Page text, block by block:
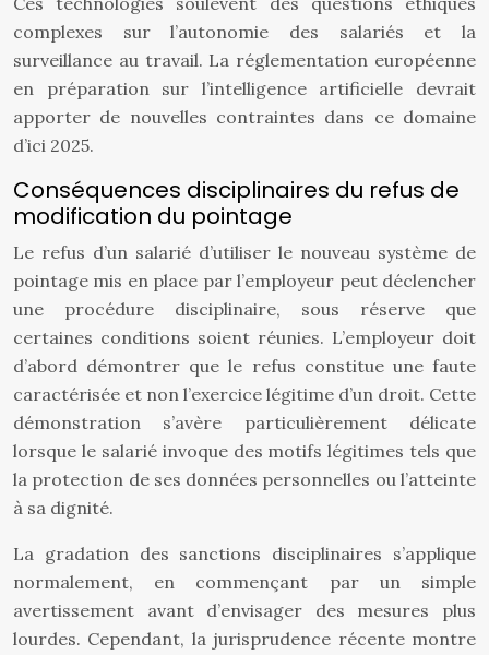
complexes sur l’autonomie des salariés et la
surveillance au travail. La réglementation européenne
en préparation sur l’intelligence artificielle devrait
apporter de nouvelles contraintes dans ce domaine
d’ici 2025.
Conséquences disciplinaires du refus de
modification du pointage
Le refus d’un salarié d’utiliser le nouveau système de
pointage mis en place par l’employeur peut déclencher
une procédure disciplinaire, sous réserve que
certaines conditions soient réunies. L’employeur doit
d’abord démontrer que le refus constitue une faute
caractérisée et non l’exercice légitime d’un droit. Cette
démonstration s’avère particulièrement délicate
lorsque le salarié invoque des motifs légitimes tels que
la protection de ses données personnelles ou l’atteinte
à sa dignité.
La gradation des sanctions disciplinaires s’applique
normalement, en commençant par un simple
avertissement avant d’envisager des mesures plus
lourdes. Cependant, la jurisprudence récente montre